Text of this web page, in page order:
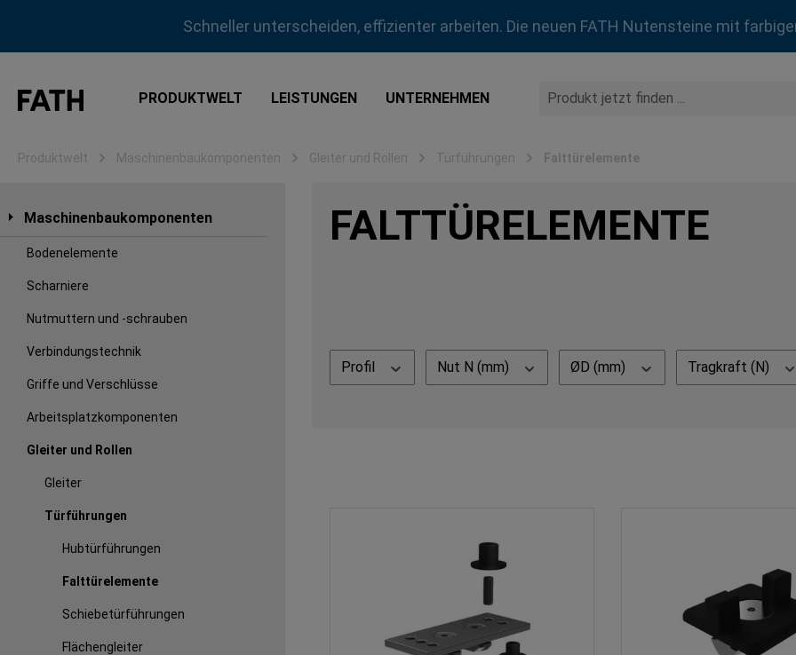
Zur Hauptnavigation springenSchneller unterscheiden, effizienter arbeiten. Die neuen FATH Nutensteine mit
PRODUKTWELT LEISTUNGEN UNTERNEHMEN
Produktwelt Maschinenbaukomponenten Gleiter und Rollen Türführungen Falttürelemente
Maschinenbaukomponenten
Bodenelemente
Scharniere
Nutmuttern und -schrauben
Verbindungstechnik
Griffe und Verschlüsse
Arbeitsplatzkomponenten
Gleiter und Rollen
Gleiter
Türführungen
Hubtürführungen
Falttürelemente
Schiebetürführungen
Flächengleiter
FALTTÜRELEMENTE
Profil Nut N (mm) ØD (mm) Tragkraft (N)